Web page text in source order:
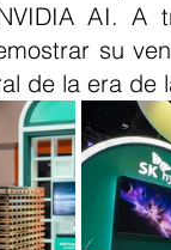
AI. A
su
de la era de